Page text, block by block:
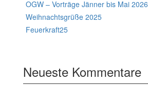
OGW – Vorträge Jänner bis Mai 2026
Weihnachtsgrüße 2025
Feuerkraft25
Neueste Kommentare